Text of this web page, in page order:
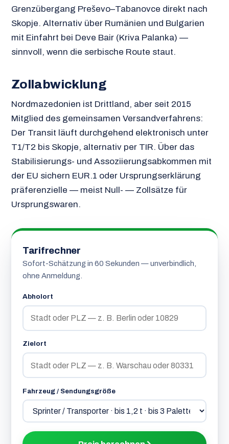
Grenzübergang Preševo–Tabanovce direkt nach
Skopje. Alternativ über Rumänien und Bulgarien
mit Einfahrt bei Deve Bair (Kriva Palanka) —
sinnvoll, wenn die serbische Route staut.
Zollabwicklung
Nordmazedonien ist Drittland, aber seit 2015
Mitglied des gemeinsamen Versandverfahrens:
Der Transit läuft durchgehend elektronisch unter
T1/T2 bis Skopje, alternativ per TIR. Über das
Stabilisierungs- und Assoziierungsabkommen mit
der EU sichern EUR.1 oder Ursprungserklärung
präferenzielle — meist Null- — Zollsätze für
Ursprungswaren.
Tarifrechner
Sofort-Schätzung in 60 Sekunden — unverbindlich,
ohne Anmeldung.
Abholort
Zielort
Fahrzeug / Sendungsgröße